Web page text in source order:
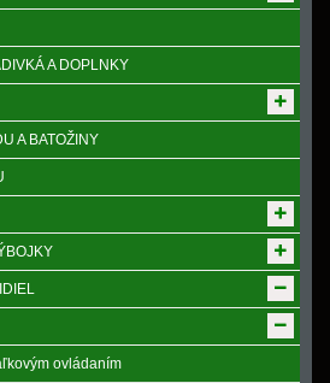
A DOPLNKY
A BATOŽINY
ovládaním